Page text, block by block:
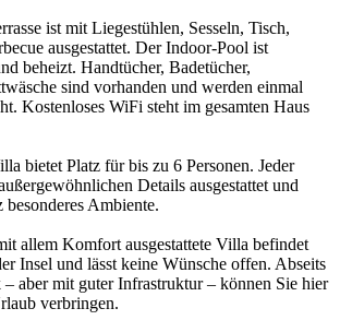
ist mit Liegestühlen, Sesseln, Tisch,
ausgestattet. Der Indoor-Pool ist
beheizt. Handtücher, Badetücher,
sind vorhanden und werden einmal
Kostenloses WiFi steht im gesamten Haus
bietet Platz für bis zu 6 Personen. Jeder
Details ausgestattet und
Ambiente.
allem Komfort ausgestattete Villa befindet
Insel und lässt keine Wünsche offen. Abseits
aber mit guter Infrastruktur – können Sie hier
verbringen.